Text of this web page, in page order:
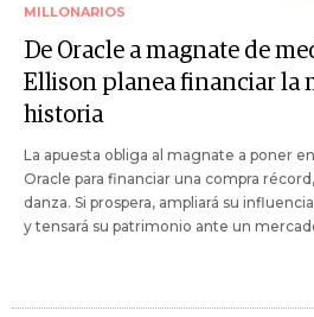
MILLONARIOS
De Oracle a magnate de
Ellison planea financiar la
historia
La apuesta obliga al magnate a poner
Oracle para financiar una compra
danza. Si prospera, ampliará su
y tensará su patrimonio ante un